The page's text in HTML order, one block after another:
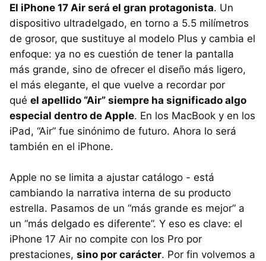
El iPhone 17 Air será el gran protagonista. Un
dispositivo ultradelgado, en torno a 5.5 milímetros
de grosor, que sustituye al modelo Plus y cambia el
enfoque: ya no es cuestión de tener la pantalla
más grande, sino de ofrecer el diseño más ligero,
el más elegante, el que vuelve a recordar por
qué el apellido “Air” siempre ha significado algo
especial dentro de Apple. En los MacBook y en los
iPad, “Air” fue sinónimo de futuro. Ahora lo será
también en el iPhone.
Apple no se limita a ajustar catálogo - está
cambiando la narrativa interna de su producto
estrella. Pasamos de un “más grande es mejor” a
un “más delgado es diferente”. Y eso es clave: el
iPhone 17 Air no compite con los Pro por
prestaciones, sino por carácter. Por fin volvemos a